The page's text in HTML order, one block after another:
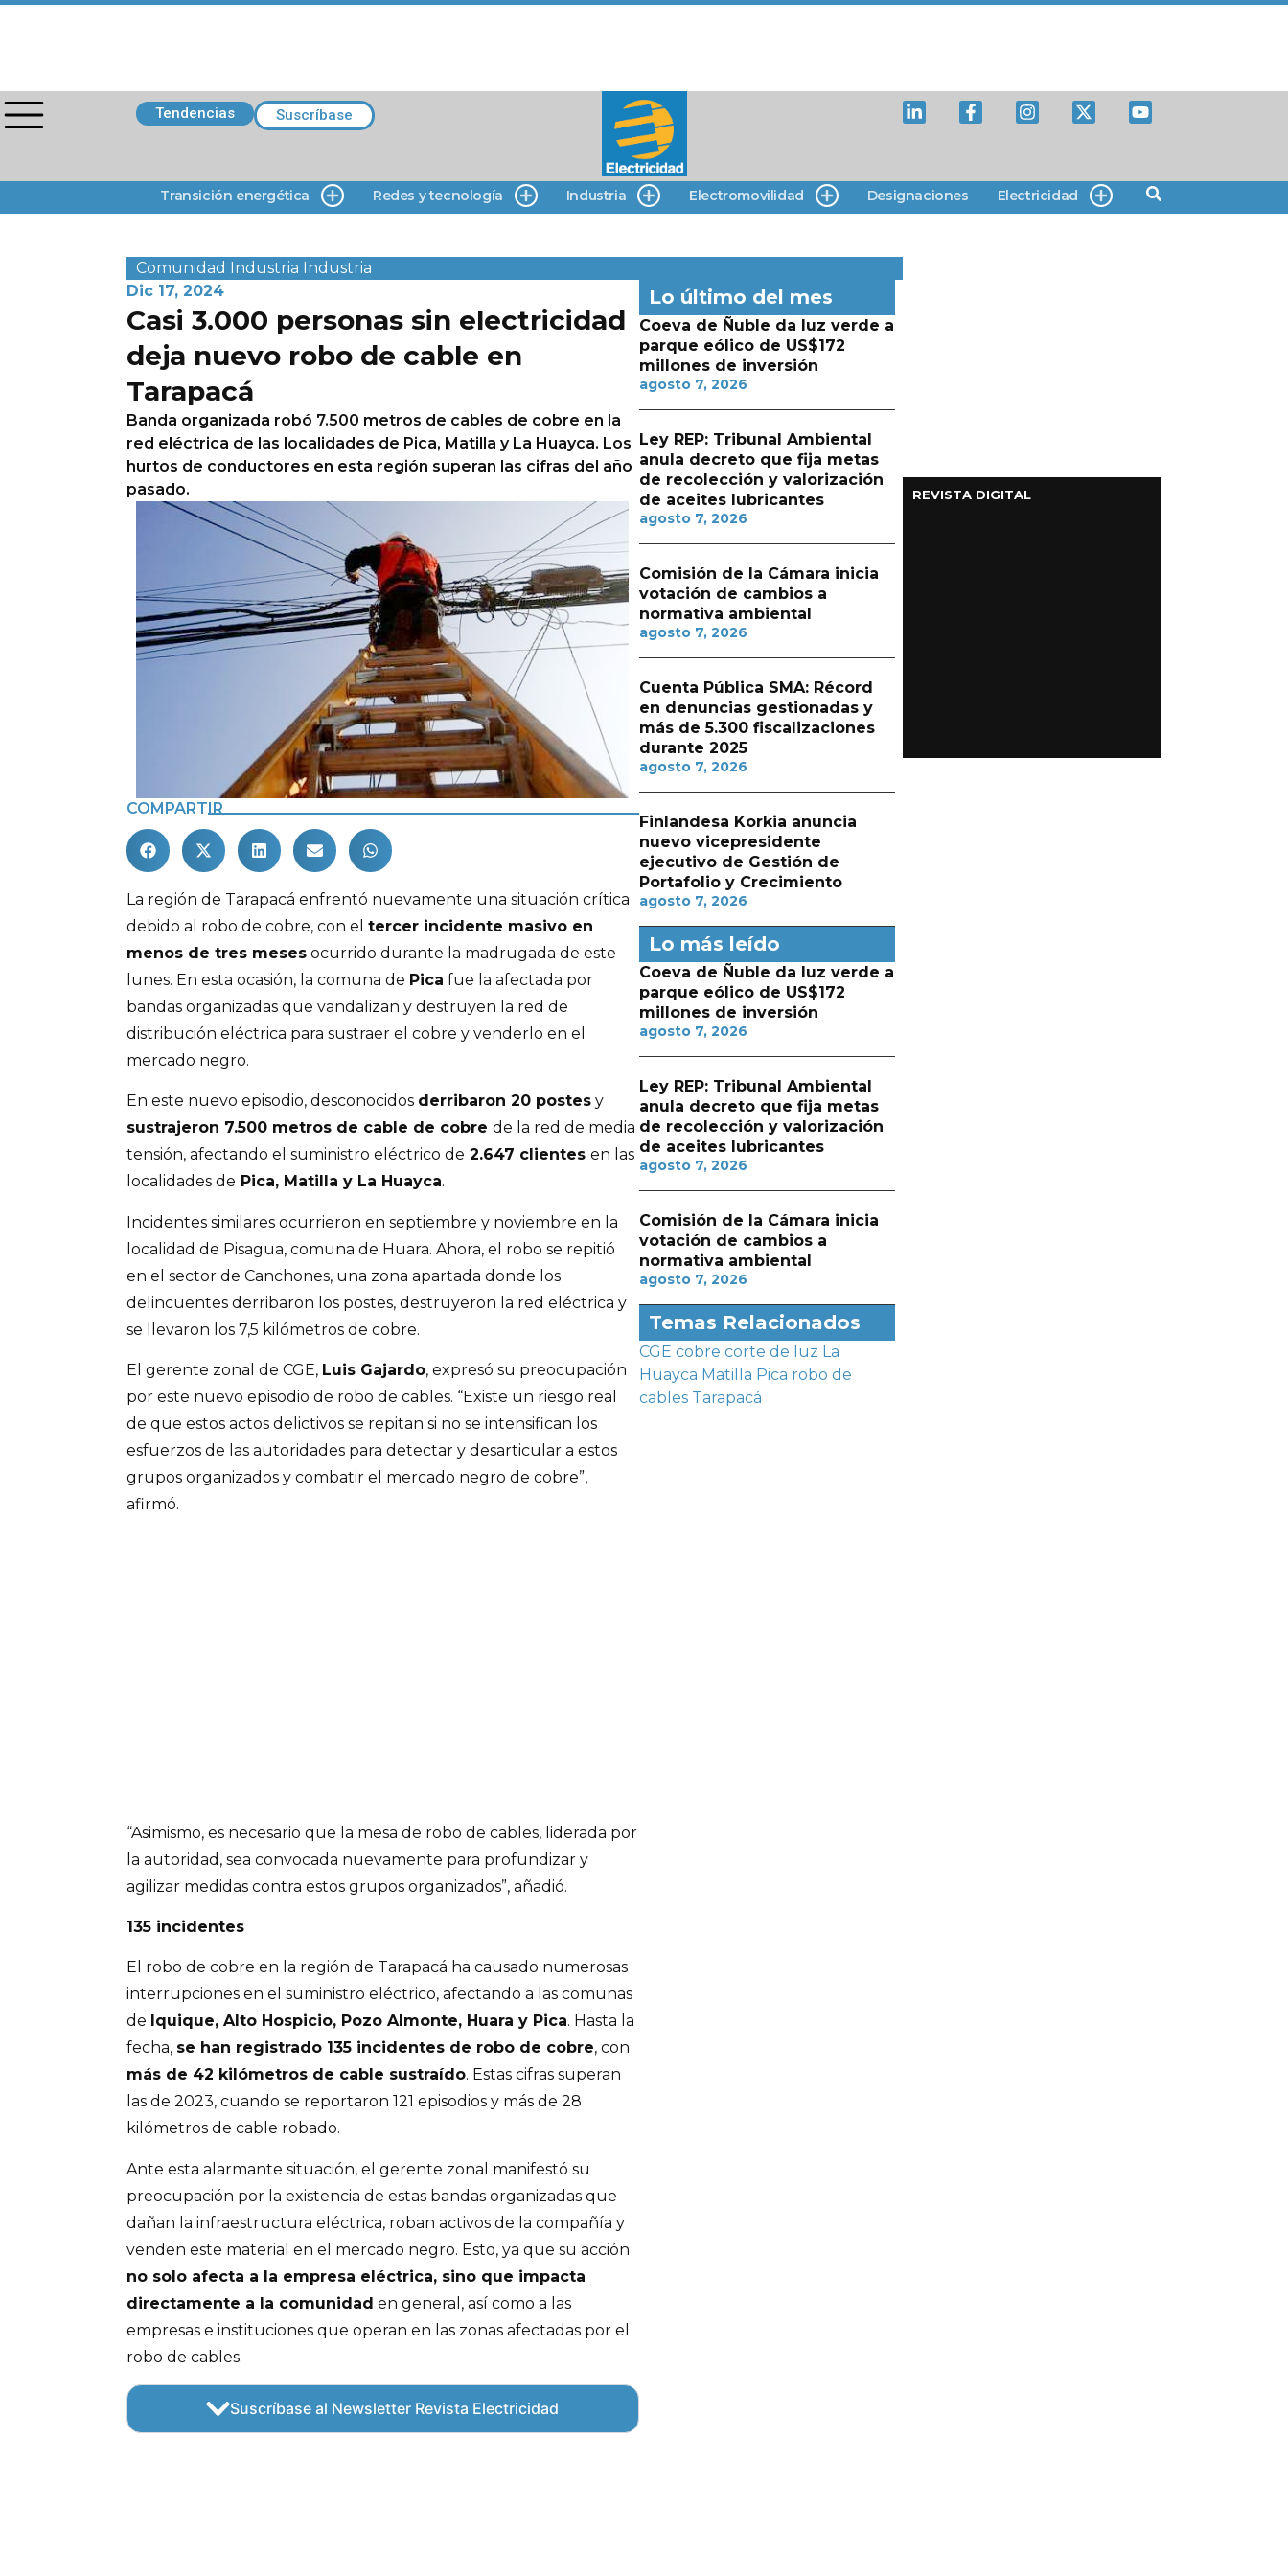
Tendencias Suscríbase
Transición energética Redes y tecnología Industria Electromovilidad Designaciones Electricidad
Comunidad Industria Industria
Dic 17, 2024
Casi 3.000 personas sin electricidad
deja nuevo robo de cable en
Tarapacá
Banda organizada robó 7.500 metros de cables de cobre en la
red eléctrica de las localidades de Pica, Matilla y La Huayca. Los
hurtos de conductores en esta región superan las cifras del año
pasado.
COMPARTIR
La región de Tarapacá enfrentó nuevamente una situación crítica
debido al robo de cobre, con el tercer incidente masivo en
menos de tres meses ocurrido durante la madrugada de este
lunes. En esta ocasión, la comuna de Pica fue la afectada por
bandas organizadas que vandalizan y destruyen la red de
distribución eléctrica para sustraer el cobre y venderlo en el
mercado negro.
En este nuevo episodio, desconocidos derribaron 20 postes y
sustrajeron 7.500 metros de cable de cobre de la red de media
tensión, afectando el suministro eléctrico de 2.647 clientes en las
localidades de Pica, Matilla y La Huayca.
Incidentes similares ocurrieron en septiembre y noviembre en la
localidad de Pisagua, comuna de Huara. Ahora, el robo se repitió
en el sector de Canchones, una zona apartada donde los
delincuentes derribaron los postes, destruyeron la red eléctrica y
se llevaron los 7,5 kilómetros de cobre.
El gerente zonal de CGE, Luis Gajardo, expresó su preocupación
por este nuevo episodio de robo de cables. “Existe un riesgo real
de que estos actos delictivos se repitan si no se intensifican los
esfuerzos de las autoridades para detectar y desarticular a estos
grupos organizados y combatir el mercado negro de cobre”,
afirmó.
“Asimismo, es necesario que la mesa de robo de cables, liderada por
la autoridad, sea convocada nuevamente para profundizar y
agilizar medidas contra estos grupos organizados”, añadió.
135 incidentes
El robo de cobre en la región de Tarapacá ha causado numerosas
interrupciones en el suministro eléctrico, afectando a las comunas
de Iquique, Alto Hospicio, Pozo Almonte, Huara y Pica. Hasta la
fecha, se han registrado 135 incidentes de robo de cobre, con
más de 42 kilómetros de cable sustraído. Estas cifras superan
las de 2023, cuando se reportaron 121 episodios y más de 28
kilómetros de cable robado.
Ante esta alarmante situación, el gerente zonal manifestó su
preocupación por la existencia de estas bandas organizadas que
dañan la infraestructura eléctrica, roban activos de la compañía y
venden este material en el mercado negro. Esto, ya que su acción
no solo afecta a la empresa eléctrica, sino que impacta
directamente a la comunidad en general, así como a las
empresas e instituciones que operan en las zonas afectadas por el
robo de cables.
Suscríbase al Newsletter Revista Electricidad
Lo último del mes
Coeva de Ñuble da luz verde a
parque eólico de US$172
millones de inversión
agosto 7, 2026
Ley REP: Tribunal Ambiental
anula decreto que fija metas
de recolección y valorización
de aceites lubricantes
agosto 7, 2026
Comisión de la Cámara inicia
votación de cambios a
normativa ambiental
agosto 7, 2026
Cuenta Pública SMA: Récord
en denuncias gestionadas y
más de 5.300 fiscalizaciones
durante 2025
agosto 7, 2026
Finlandesa Korkia anuncia
nuevo vicepresidente
ejecutivo de Gestión de
Portafolio y Crecimiento
agosto 7, 2026
Lo más leído
Coeva de Ñuble da luz verde a
parque eólico de US$172
millones de inversión
agosto 7, 2026
Ley REP: Tribunal Ambiental
anula decreto que fija metas
de recolección y valorización
de aceites lubricantes
agosto 7, 2026
Comisión de la Cámara inicia
votación de cambios a
normativa ambiental
agosto 7, 2026
Temas Relacionados
CGE cobre corte de luz La
Huayca Matilla Pica robo de
cables Tarapacá
REVISTA DIGITAL